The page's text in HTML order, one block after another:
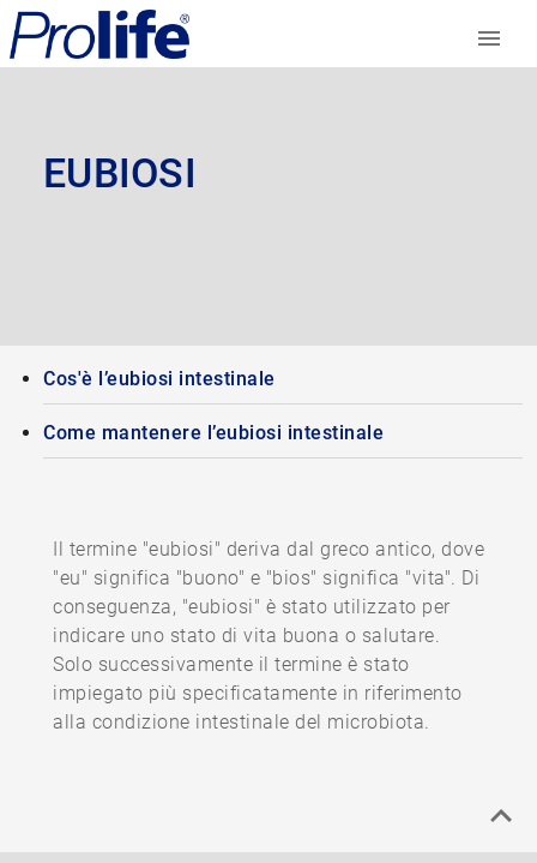
EUBIOSI
Cos'è l’eubiosi intestinale
Come mantenere l’eubiosi intestinale
Il termine "eubiosi" deriva dal greco antico, dove
"eu" significa "buono" e "bios" significa "vita". Di
conseguenza, "eubiosi" è stato utilizzato per
indicare uno stato di vita buona o salutare.
Solo successivamente il termine è stato
impiegato più specificatamente in riferimento
alla condizione intestinale del microbiota.